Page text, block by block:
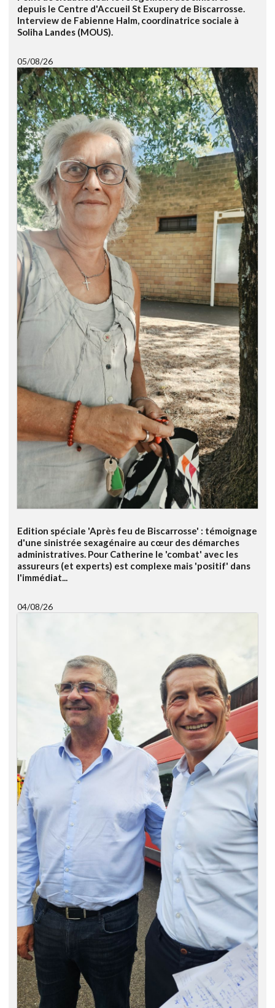
depuis le Centre d'Accueil St Exupery de Biscarrosse.
Interview de Fabienne Halm, coordinatrice sociale à
Soliha Landes (MOUS).
05/08/26
Edition spéciale 'Après feu de Biscarrosse' : témoignage
d'une sinistrée sexagénaire au cœur des démarches
administratives. Pour Catherine le 'combat' avec les
assureurs (et experts) est complexe mais 'positif' dans
l'immédiat...
04/08/26